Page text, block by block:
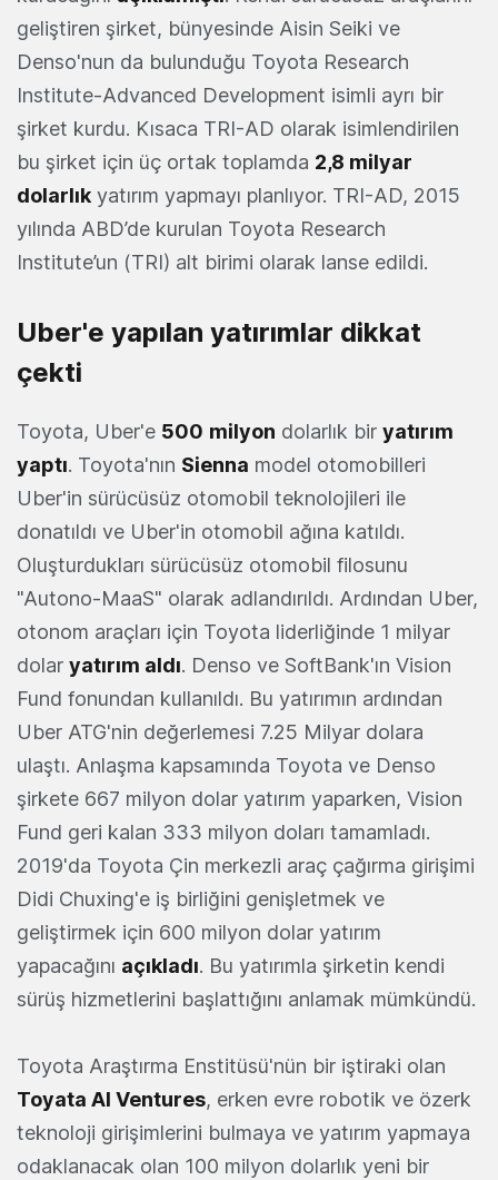
geliştiren şirket, bünyesinde Aisin Seiki ve
Denso'nun da bulunduğu Toyota Research
Institute-Advanced Development isimli ayrı bir
şirket kurdu. Kısaca TRI-AD olarak isimlendirilen
bu şirket için üç ortak toplamda 2,8 milyar
dolarlık yatırım yapmayı planlıyor. TRI-AD, 2015
yılında ABD’de kurulan Toyota Research
Institute’un (TRI) alt birimi olarak lanse edildi.
Uber'e yapılan yatırımlar dikkat
çekti
Toyota, Uber'e 500 milyon dolarlık bir yatırım
yaptı. Toyota'nın Sienna model otomobilleri
Uber'in sürücüsüz otomobil teknolojileri ile
donatıldı ve Uber'in otomobil ağına katıldı.
Oluşturdukları sürücüsüz otomobil filosunu
"Autono-MaaS" olarak adlandırıldı. Ardından Uber,
otonom araçları için Toyota liderliğinde 1 milyar
dolar yatırım aldı. Denso ve SoftBank'ın Vision
Fund fonundan kullanıldı. Bu yatırımın ardından
Uber ATG'nin değerlemesi 7.25 Milyar dolara
ulaştı. Anlaşma kapsamında Toyota ve Denso
şirkete 667 milyon dolar yatırım yaparken, Vision
Fund geri kalan 333 milyon doları tamamladı.
2019'da Toyota Çin merkezli araç çağırma girişimi
Didi Chuxing'e iş birliğini genişletmek ve
geliştirmek için 600 milyon dolar yatırım
yapacağını açıkladı. Bu yatırımla şirketin kendi
sürüş hizmetlerini başlattığını anlamak mümkündü.
Toyota Araştırma Enstitüsü'nün bir iştiraki olan
Toyata AI Ventures, erken evre robotik ve özerk
teknoloji girişimlerini bulmaya ve yatırım yapmaya
odaklanacak olan 100 milyon dolarlık yeni bir